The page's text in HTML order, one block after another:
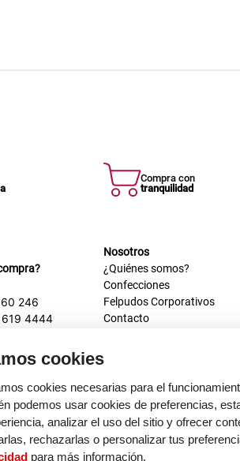
cookies
cookies necesarias para el
podemos usar cookies de preferencias,
analizar el uso del sitio y ofrecer
rechazarlas o personalizar tus
para más información.
Compra con
tranquilidad
246
619 4444
Nosotros
¿Quiénes somos?
Confecciones
Felpudos Corporativos
Contacto
Tienda física
Av. Iquitos 670 - 699, La
L-S: 8:00 a.m. - 6:30 p.m.
Feriados: 9:00 a.m. -